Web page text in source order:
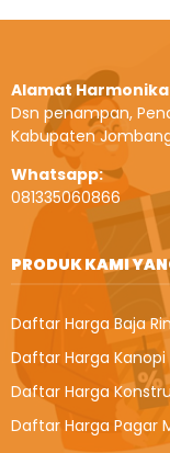
Alamat
Dsn penampan,
Kabupaten
Whatsapp:
081335060866
PRODUK KAMI
Daftar Harga Baja
Daftar Harga Kanopi
Daftar Harga
Daftar Harga Pagar